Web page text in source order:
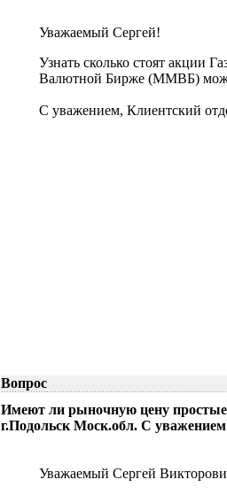
Уважаемый Сергей!
Узнать сколько стоят акции
Валютной Бирже (ММВБ)
С уважением, Клиентский
Вопрос
Имеют ли рыночную цену
г.Подольск Моск.обл. С
Уважаемый Сергей